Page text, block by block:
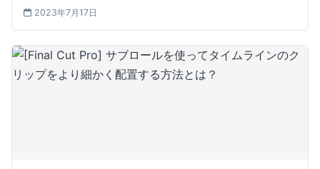
2023年7月17日